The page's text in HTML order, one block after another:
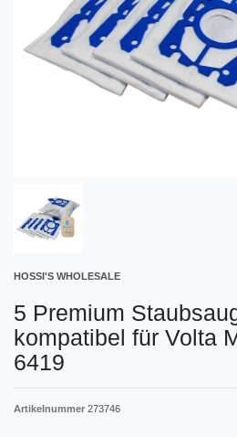
HOSSI'S WHOLESALE
5 Premium
kompatibel für Volta
6419
Artikelnummer 273746